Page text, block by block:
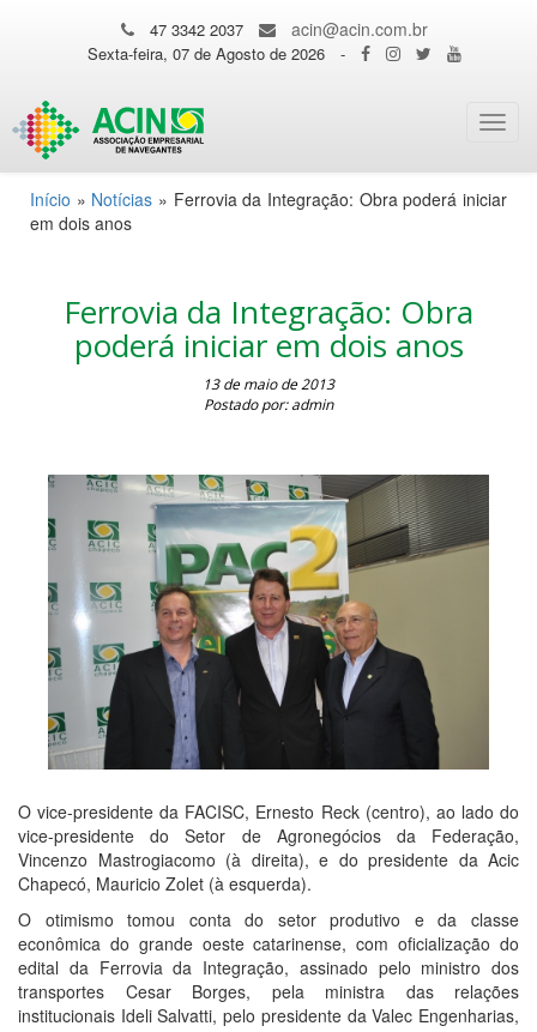
47 3342 2037 acin@acin.com.br
Sexta-feira, 07 de Agosto de 2026 -
Início » Notícias » Ferrovia da Integração: Obra poderá iniciar
em dois anos
Ferrovia da Integração: Obra
poderá iniciar em dois anos
13 de maio de 2013
Postado por: admin
O vice-presidente da FACISC, Ernesto Reck (centro), ao lado do
vice-presidente do Setor de Agronegócios da Federação,
Vincenzo Mastrogiacomo (à direita), e do presidente da Acic
Chapecó, Mauricio Zolet (à esquerda).
O otimismo tomou conta do setor produtivo e da classe
econômica do grande oeste catarinense, com oficialização do
edital da Ferrovia da Integração, assinado pelo ministro dos
transportes Cesar Borges, pela ministra das relações
institucionais Ideli Salvatti, pelo presidente da Valec Engenharias,